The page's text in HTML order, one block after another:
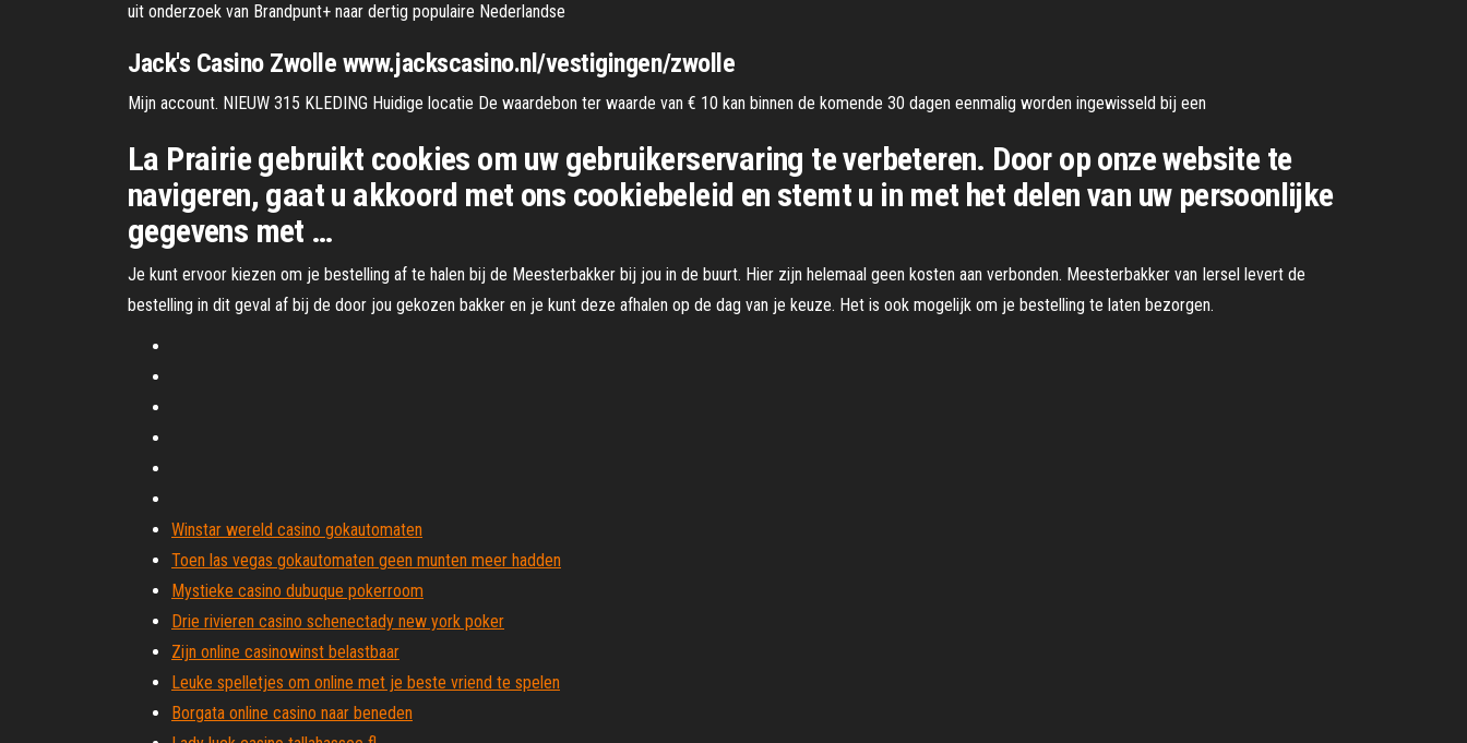
uit onderzoek van Brandpunt+ naar dertig populaire Nederlandse
Jack's Casino Zwolle www.jackscasino.nl/vestigingen/zwolle
Mijn account. NIEUW 315 KLEDING Huidige locatie De waardebon ter waarde van € 10 kan binnen de komende 30 dagen eenmalig worden ingewisseld bij een
La Prairie gebruikt cookies om uw gebruikerservaring te verbeteren. Door op onze website te
navigeren, gaat u akkoord met ons cookiebeleid en stemt u in met het delen van uw persoonlijke
gegevens met …
Je kunt ervoor kiezen om je bestelling af te halen bij de Meesterbakker bij jou in de buurt. Hier zijn helemaal geen kosten aan verbonden. Meesterbakker van Iersel levert de
bestelling in dit geval af bij de door jou gekozen bakker en je kunt deze afhalen op de dag van je keuze. Het is ook mogelijk om je bestelling te laten bezorgen.
Winstar wereld casino gokautomaten
Toen las vegas gokautomaten geen munten meer hadden
Mystieke casino dubuque pokerroom
Drie rivieren casino schenectady new york poker
Zijn online casinowinst belastbaar
Leuke spelletjes om online met je beste vriend te spelen
Borgata online casino naar beneden